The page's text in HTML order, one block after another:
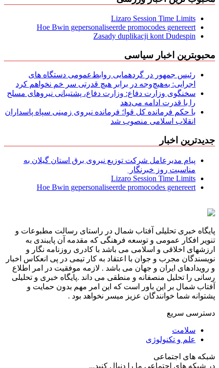
Lizaro Session Time Limits
Hoe Bwin gepersonaliseerde promocodes genereert
Zasady duplikacji kont Dudespin
محبوبترین اخبار سیاسی
رئیس جمهور در گردهمایی روابط‌عمومی دستگاه های
اجرایی: به‌هیچ‌وجه در برابر هیچ قدرتی سر خم نخواهم کرد
سخنگوی وزارت دفاع: وزارت دفاع، پشتیبانی نیرو‌های مسلح
را با قدرت ادامه می‌دهد
با حکم فرمانده کل قوا؛ فرمانده نیروی زمینی سپاه پاسداران
انقلاب اسلامی منصوب شد
جدیدترین اخبار
پیام مدیرعامل شركت توزیع نیروی برق استان گیلان به
مناسبت روز خبرنگار ‌
Lizaro Session Time Limits
Hoe Bwin gepersonaliseerde promocodes genereert
پایگاه خبری تحلیلی آفتاب شمال در راستای رسالت مطبوعات و
تنویر افکار عمومی و توسعه فرهنگی که مقدمه آن پایبندی به
ارزشهای اخلاقی و اسلامی می باشد با کادری روزنامه نگار و
نویسندگان مجرب و جوان با اعتقاد به کار تیمی در پی انعکاس اخبار
و رویدادهای ایران و جهان می باشد . لازمه موفقیت در امر اطلاع
رسانی را تحلیل منصفانه و منطقی می داند .پایگاه خبری و تحلیلی
آفتاب شمال بر این باور است که این امر مهم بدون حمایت و
پشتوانه شما خوانندگان عزیز میسر نخواهد بود .
دسترسی سریع
سلامت
علم و تکنولوژی
شبکه های اجتماعی
در شبکه های اجتماعی ما را دنبال کنید...